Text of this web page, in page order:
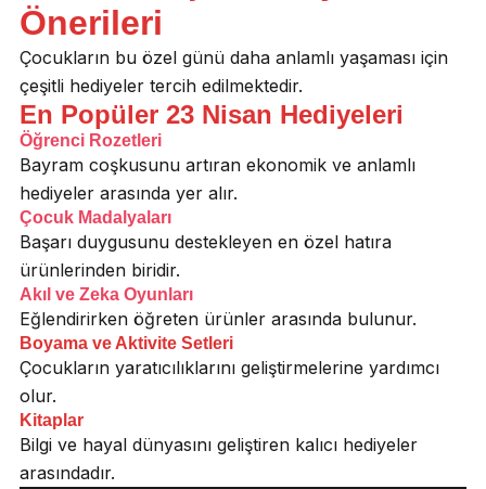
Önerileri
Çocukların bu özel günü daha anlamlı yaşaması için
çeşitli hediyeler tercih edilmektedir.
En Popüler 23 Nisan Hediyeleri
Öğrenci Rozetleri
Bayram coşkusunu artıran ekonomik ve anlamlı
hediyeler arasında yer alır.
Çocuk Madalyaları
Başarı duygusunu destekleyen en özel hatıra
ürünlerinden biridir.
Akıl ve Zeka Oyunları
Eğlendirirken öğreten ürünler arasında bulunur.
Boyama ve Aktivite Setleri
Çocukların yaratıcılıklarını geliştirmelerine yardımcı
olur.
Kitaplar
Bilgi ve hayal dünyasını geliştiren kalıcı hediyeler
arasındadır.